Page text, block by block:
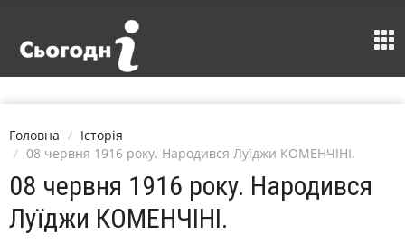
Головна
Історія
08 червня 1916 року. Народився Луїджи КОМЕНЧІНІ.
08 червня 1916 року. Народився
Луїджи КОМЕНЧІНІ.